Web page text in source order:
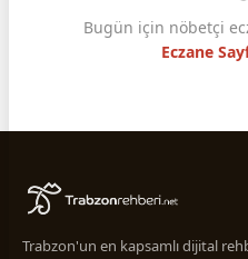
Bugün için nöbetçi
Eczane
Trabzon'un en kapsamlı dijital